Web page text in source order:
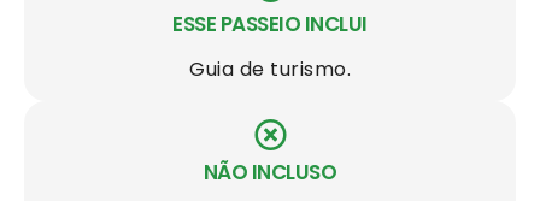
ESSE PASSEIO INCLUI
Guia de turismo.
NÃO INCLUSO